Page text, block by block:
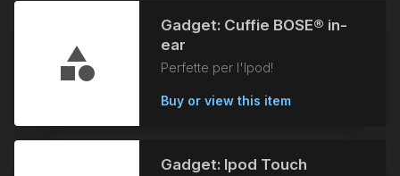
Gadget: Cuffie BOSE® in-
ear
Perfette per l'Ipod!
Buy or view this item
Gadget: Ipod Touch